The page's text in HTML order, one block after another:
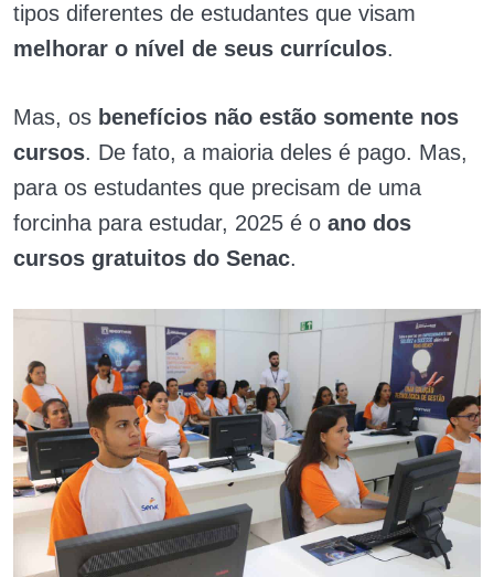
tipos diferentes de estudantes que visam
melhorar o nível de seus currículos.
Mas, os benefícios não estão somente nos
cursos. De fato, a maioria deles é pago. Mas,
para os estudantes que precisam de uma
forcinha para estudar, 2025 é o ano dos
cursos gratuitos do Senac.